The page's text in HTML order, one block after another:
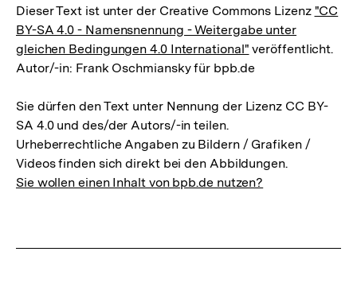
Dieser Text ist unter der Creative Commons Lizenz "CC
BY-SA 4.0 - Namensnennung - Weitergabe unter
gleichen Bedingungen 4.0 International" veröffentlicht.
Autor/-in: Frank Oschmiansky für bpb.de
Sie dürfen den Text unter Nennung der Lizenz CC BY-
SA 4.0 und des/der Autors/-in teilen.
Urheberrechtliche Angaben zu Bildern / Grafiken /
Videos finden sich direkt bei den Abbildungen.
Sie wollen einen Inhalt von bpb.de nutzen?